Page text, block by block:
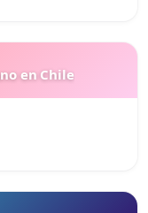
en Chile